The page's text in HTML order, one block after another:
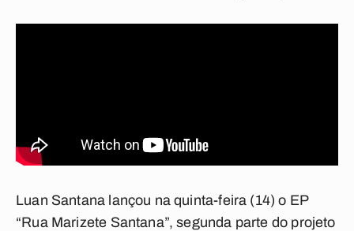
Luan Santana lançou na quinta-feira (14) o EP
“Rua Marizete Santana”, segunda parte do projeto